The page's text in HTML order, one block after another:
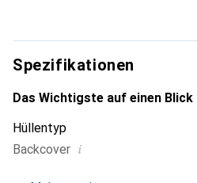
die Marke Noreve eine sichere
anspruchsvolle Klientel.
Spezifikationen
Das Wichtigste auf einen Blick
Hüllentyp
Backcover i